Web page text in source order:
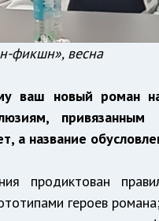
фикшн», весна
ваш новый роман
а название
продиктован
героев